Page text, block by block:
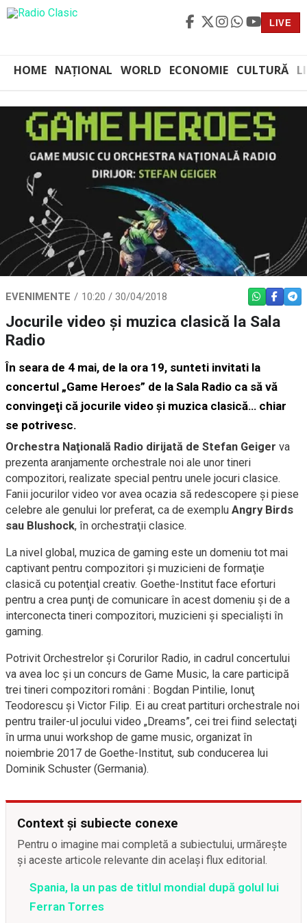
LIVE
HOME NAȚIONAL WORLD ECONOMIE CULTURĂ
EVENIMENTE 10:20 / 30/04/2018 WHATSAPP
Jocurile video şi muzica clasică la Sala
Radio
În seara de 4 mai, de la ora 19, sunteti invitati la
concertul „Game Heroes” de la Sala Radio ca să vă
convingeţi că jocurile video şi muzica clasică… chiar
se potrivesc.
Orchestra Naţională Radio dirijată de Stefan Geiger va
prezenta aranjamente orchestrale noi ale unor tineri
compozitori, realizate special pentru unele jocuri clasice.
Fanii jocurilor video vor avea ocazia să redescopere şi piese
celebre ale genului lor preferat, ca de exemplu Angry Birds
sau Blushock, în orchestraţii clasice.
La nivel global, muzica de gaming este un domeniu tot mai
captivant pentru compozitori şi muzicieni de formaţie
clasică cu potenţial creativ. Goethe-Institut face eforturi
pentru a crea punţi de comunicare în acest domeniu şi de a
interconecta tineri compozitori, muzicieni şi specialişti în
gaming.
Potrivit Orchestrelor şi Corurilor Radio, in cadrul concertului
va avea loc şi un concurs de Game Music, la care participă
trei tineri compozitori români : Bogdan Pintilie, Ionuţ
Teodorescu şi Victor Filip. Ei au creat partituri orchestrale noi
pentru trailer-ul jocului video „Dreams”, cei trei fiind selectaţi
în urma unui workshop de game music, organizat în
noiembrie 2017 de Goethe-Institut, sub conducerea lui
Dominik Schuster (Germania).
Context și subiecte conexe
Pentru o imagine mai completă a subiectului, urmărește
și aceste articole relevante din același flux editorial.
Spania, la un pas de titlul mondial după golul lui
Ferran Torres